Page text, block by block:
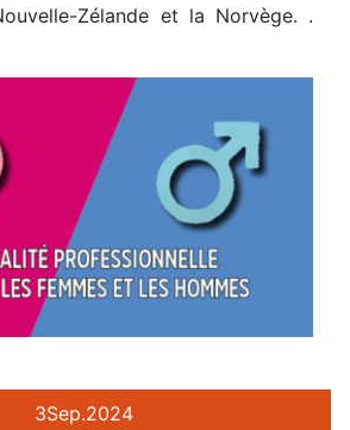
Zélande et la Norvège. .
3Sep.2024